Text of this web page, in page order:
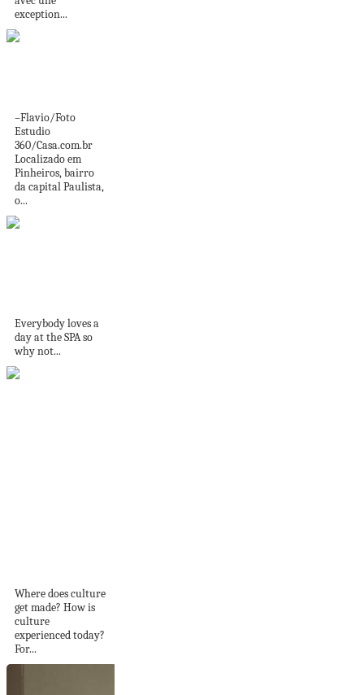
exception...
–Flavio/Foto
Estudio
360/Casa.com.br
Localizado em
Pinheiros, bairro
da capital Paulista,
o...
Everybody loves a
day at the SPA so
why not...
Where does culture
get made? How is
culture
experienced today?
For...